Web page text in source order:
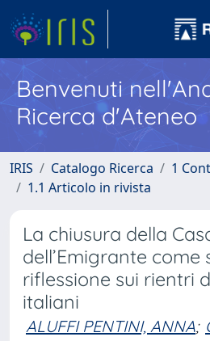
Benvenuti
Ricerca d'Ateneo
IRIS Catalogo Ricerca
1
1.1 Articolo in rivista
La chiusura della
dell’Emigrante come
riflessione sui rientri
italiani
ALUFFI PENTINI, ANNA;